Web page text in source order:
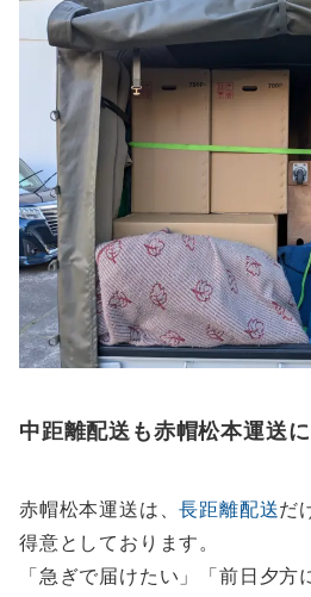
中距離配送も赤帽松本運送
赤帽松本運送は、長距離配送だ
得意としております。
「急ぎで届けたい」「前日夕方